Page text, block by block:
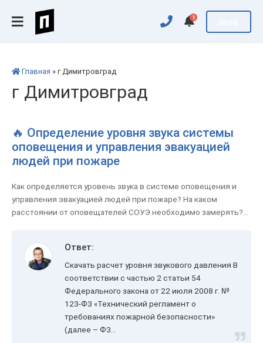
1
Главная » г Димитровград
г Димитровград
🔥 Определение уровня звука системы
оповещения и управления эвакуацией
людей при пожаре
Как определяется уровень звука в системе оповещения и
управления эвакуацией людей при пожаре? На каком
расстоянии от оповещателей СОУЭ необходимо замерять?...
Ответ:
Скачать расчет уровня звукового давления В
соответствии с частью 2 статьи 54
Федерального закона от 22 июля 2008 г. №
123-ФЗ «Технический регламент о
требованиях пожарной безопасности»
(далее – ФЗ...